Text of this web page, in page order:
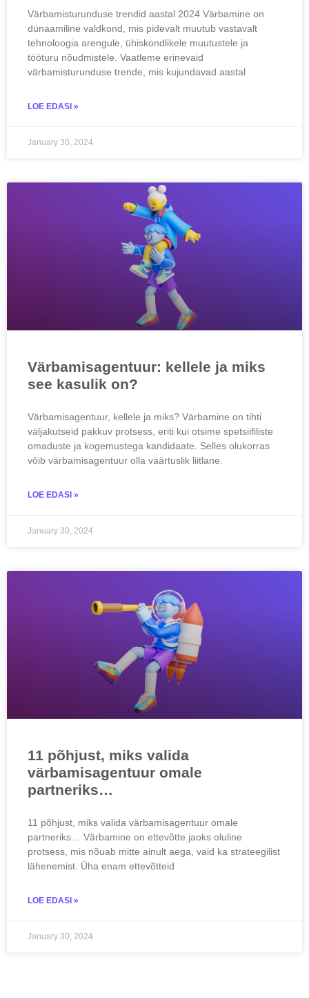
Värbamisturunduse trendid aastal 2024 Värbamine on
dünaamiline valdkond, mis pidevalt muutub vastavalt
tehnoloogia arengule, ühiskondlikele muutustele ja
tööturu nõudmistele. Vaatleme erinevaid
värbamisturunduse trende, mis kujundavad aastal
LOE EDASI »
January 30, 2024
Värbamisagentuur: kellele ja miks
see kasulik on?
Värbamisagentuur, kellele ja miks? Värbamine on tihti
väljakutseid pakkuv protsess, eriti kui otsime spetsiifiliste
omaduste ja kogemustega kandidaate. Selles olukorras
võib värbamisagentuur olla väärtuslik liitlane.
LOE EDASI »
January 30, 2024
11 põhjust, miks valida
värbamisagentuur omale
partneriks…
11 põhjust, miks valida värbamisagentuur omale
partneriks… Värbamine on ettevõtte jaoks oluline
protsess, mis nõuab mitte ainult aega, vaid ka strateegilist
lähenemist. Üha enam ettevõtteid
LOE EDASI »
January 30, 2024